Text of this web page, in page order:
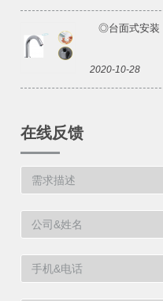
◎台面式安装
2020-10-28
在线反馈